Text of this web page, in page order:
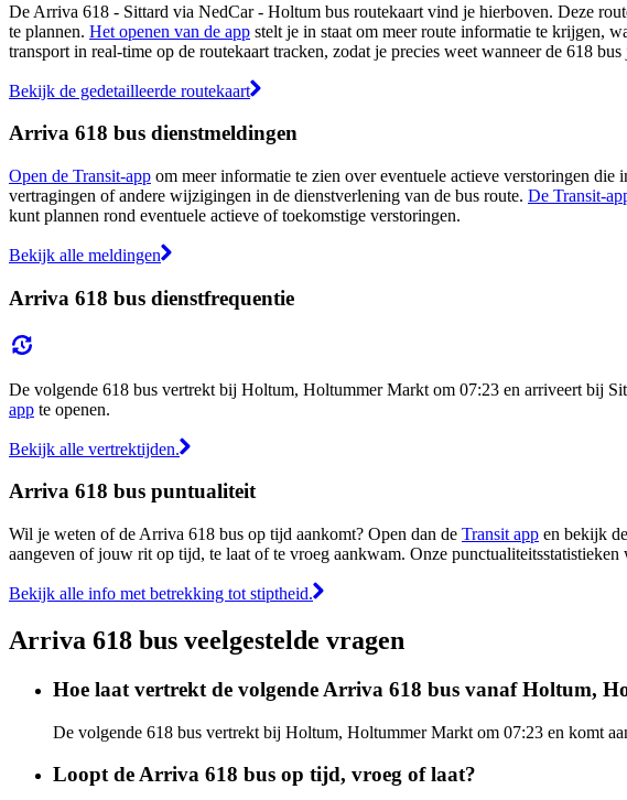
De Arriva 618 - Sittard via NedCar - Holtum bus routekaart vind je hierboven. Deze
te plannen. Het openen van de app stelt je in staat om meer route informatie te krijgen,
transport in real-time op de routekaart tracken, zodat je precies weet wanneer de 618 bus
Bekijk de gedetailleerde routekaart
Arriva 618 bus dienstmeldingen
Open de Transit-app om meer informatie te zien over eventuele actieve verstoringen
vertragingen of andere wijzigingen in de dienstverlening van de bus route. De Transit-
kunt plannen rond eventuele actieve of toekomstige verstoringen.
Bekijk alle meldingen
Arriva 618 bus dienstfrequentie
De volgende 618 bus vertrekt bij Holtum, Holtummer Markt om 07:23 en arriveert bij
app te openen.
Bekijk alle vertrektijden.
Arriva 618 bus puntualiteit
Wil je weten of de Arriva 618 bus op tijd aankomt? Open dan de Transit app en bekijk
aangeven of jouw rit op tijd, te laat of te vroeg aankwam. Onze
Bekijk alle info met betrekking tot stiptheid.
Arriva 618 bus veelgestelde vragen
Hoe laat vertrekt de volgende Arriva 618 bus vanaf Holtum,
De volgende 618 bus vertrekt bij Holtum, Holtummer Markt om 07:23 en komt
Loopt de Arriva 618 bus op tijd, vroeg of laat?